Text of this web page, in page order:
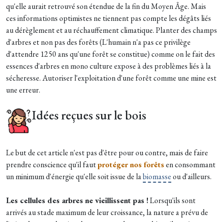
qu'elle aurait retrouvé son étendue de la fin du Moyen Âge. Mais
ces informations optimistes ne tiennent pas compte les dégâts liés
au dérèglement et au réchauffement climatique. Planter des champs
d'arbres et non pas des forêts (L'humain n'a pas ce privilège
d'attendre 1250 ans qu'une forêt se constitue) comme on le fait des
essences d'arbres en mono culture expose à des problèmes liés à la
sécheresse. Autoriser l'exploitation d'une forêt comme une mine est
une erreur.
Idées reçues sur le bois
Le but de cet article n'est pas d'être pour ou contre, mais de faire
prendre conscience qu'il fautprotéger nos forêtsen consommant
un minimum d'énergie qu'elle soit issue de labiomasseou d'ailleurs.
Les cellules des arbres ne vieillissent pas !Lorsqu'ils sont
arrivés au stade maximum de leur croissance, la nature a prévu de